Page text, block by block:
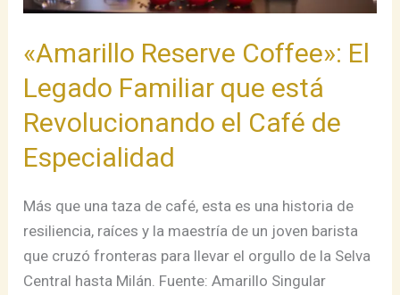
«Amarillo Reserve Coffee»: El
Legado Familiar que está
Revolucionando el Café de
Especialidad
Más que una taza de café, esta es una historia de
resiliencia, raíces y la maestría de un joven barista
que cruzó fronteras para llevar el orgullo de la Selva
Central hasta Milán. Fuente: Amarillo Singular
el
Café
de
Especialidad